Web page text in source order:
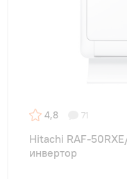
4,8 71
Hitachi RAF-
инвертор